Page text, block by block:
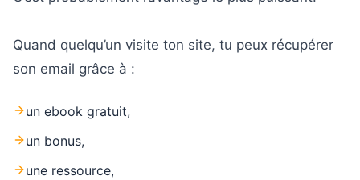
Quand quelqu’un visite ton site, tu peux récupérer
son email grâce à :
un ebook gratuit,
un bonus,
une ressource,